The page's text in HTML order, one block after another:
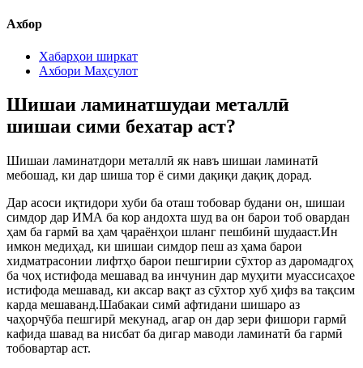
Ахбор
Хабарҳои ширкат
Ахбори Маҳсулот
Шишаи ламинатшудаи металлӣ
шишаи сими бехатар аст?
Шишаи ламинатдори металлӣ як навъ шишаи ламинатӣ
мебошад, ки дар шиша тор ё сими дақиқи дақиқ дорад.
Дар асоси иқтидори хуби ба оташ тобовар будани он, шишаи
симдор дар ИМА ба кор андохта шуд ва он барои тоб овардан
ҳам ба гармӣ ва ҳам ҷараёнҳои шланг пешбинӣ шудааст.Ин
имкон медиҳад, ки шишаи симдор пеш аз ҳама барои
хидматрасонии лифтҳо барои пешгирии сӯхтор аз даромадгоҳ
ба чоҳ истифода мешавад ва инчунин дар муҳити муассисаҳое
истифода мешавад, ки аксар вақт аз сӯхтор хуб ҳифз ва тақсим
карда мешаванд.Шабакаи симӣ афтидани шишаро аз
чаҳорчӯба пешгирӣ мекунад, агар он дар зери фишори гармӣ
кафида шавад ва нисбат ба дигар маводи ламинатӣ ба гармӣ
тобовартар аст.